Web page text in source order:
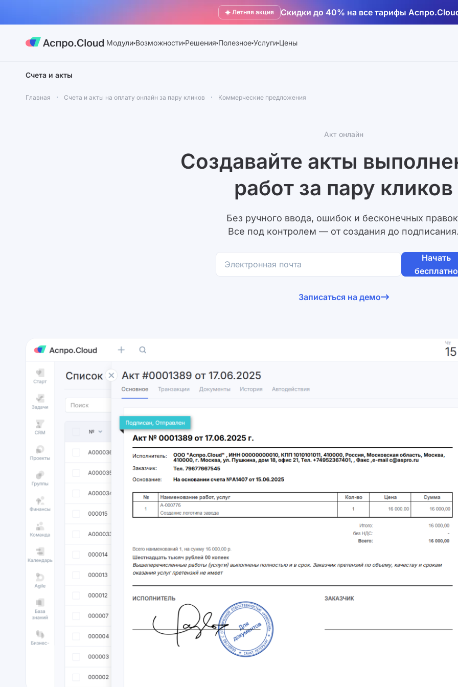
☀️ Летняя акция Скидки до 40% на все тарифы
Модули Возможности Решения Полезное Услуги Цены
Счета и акты
Главная Счета и акты на оплату онлайн за пару кликов Коммерческие предложения
Акт онлайн
Создавайте акты
работ за пару кликов
Без ручного ввода, ошибок и бесконечных
Все под контролем — от создания до
Начать
бесплатно
Записаться на демо